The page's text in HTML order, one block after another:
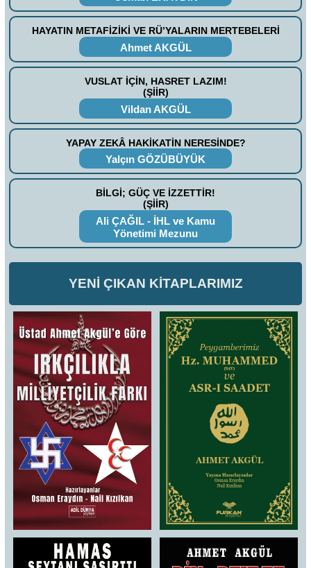
HAYATIN METAFİZİKİ VE RÜ’YALARIN MERTEBELERİ
Ahmet AKGÜL
VUSLAT İÇİN, HASRET LAZIM!
(ŞİİR)
Vildan AKGÜL
YAPAY ZEKÂ HAKİKATİN NERESİNDE?
Yalçın GÖZÜBÜYÜK
BİLGİ; GÜÇ VE İZZETTİR!
(ŞİİR)
Ali ÇAĞIL - İHL ve Kamu
Yönetimi Mezunu
YENİ ÇIKAN KİTAPLARIMIZ